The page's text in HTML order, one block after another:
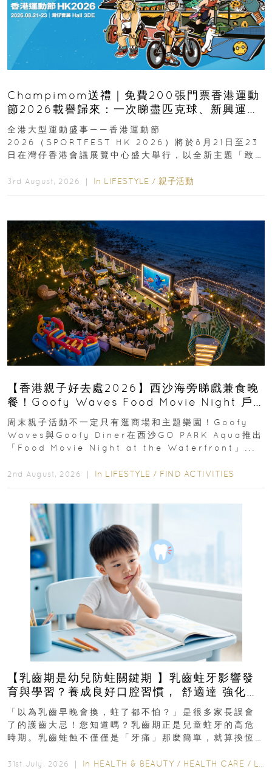
Champimom送禮｜免費200張門票香港運動
節2026載譽歸來：一次睇盡匹克球、新興運
動、街舞比賽＋逾百運動品牌展覽
全港大型運動盛事——香港運動節
2026（SPORTFEST HK 2026）將於8月21日至23
日在灣仔香港會議展覽中心盛大舉行，以全新主題「敢
3rd August, 2026 ｜ In LIFESTYLE / 親子活動
【香港親子好去處2026】西沙海旁睇戲兼食晚
餐！Goofy Waves Food Movie Night 戶
外影院逢週末登場
周末親子活動不一定只有逛商場和主題樂園！Goofy
Waves與Goofy Diner在西沙GO PARK Aqua推出
「Food Movie Night at the Waterfront」...
2nd August, 2026 ｜ In LIFESTYLE / FIND ACTIVITIES
【乳齒期是幼兒防蛀關鍵期 】乳齒蛀牙影響發
育與學習？養成良好口腔習慣， 舒適達 強化琺
瑯質 兒童牙膏防護指南
「以為乳齒早晚會換，蛀了都不怕？」是很多家長誤會
了的護齒大忌！您知道嗎？乳齒期正是兒童蛀牙的高危
時期。乳齒蛀蝕不僅僅是「牙痛」那麼簡單，就算換恆
31st July, 2026 ｜ In HEALTH & BEAUTY / HEALTH CARE / LIFESTYLE